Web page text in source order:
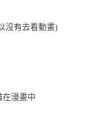
沒有去看動畫)
在漫畫中